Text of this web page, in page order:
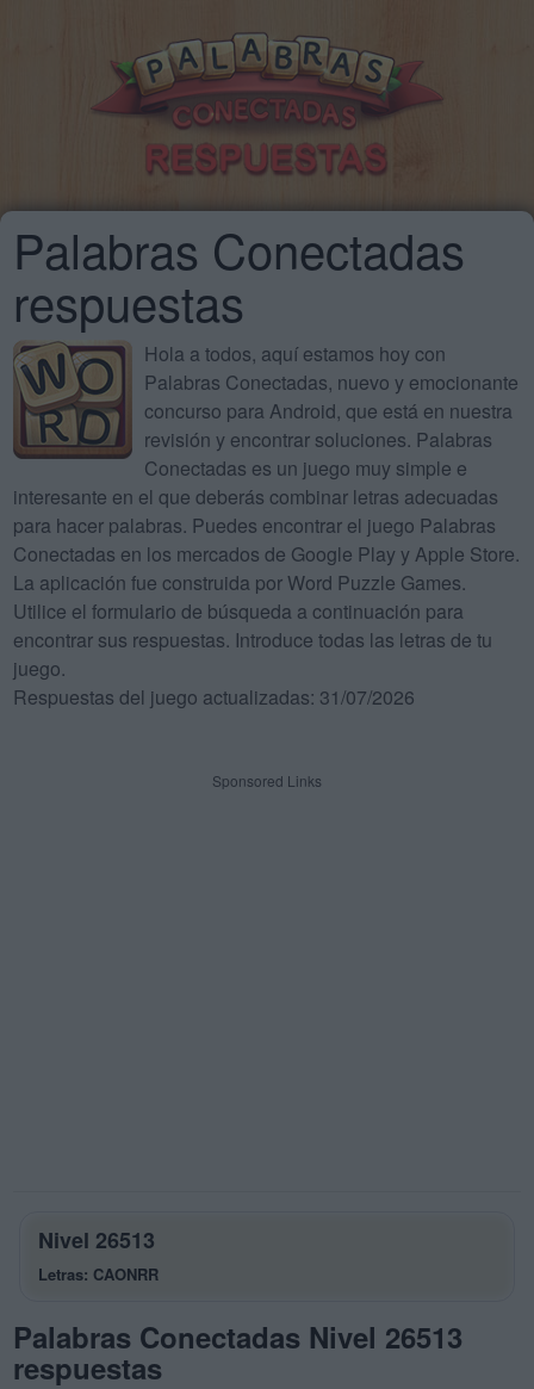
Palabras Conectadas
respuestas
Hola a todos, aquí estamos hoy con
Palabras Conectadas, nuevo y emocionante
concurso para Android, que está en nuestra
revisión y encontrar soluciones. Palabras
Conectadas es un juego muy simple e
interesante en el que deberás combinar letras adecuadas
para hacer palabras. Puedes encontrar el juego Palabras
Conectadas en los mercados de Google Play y Apple Store.
La aplicación fue construida por Word Puzzle Games.
Utilice el formulario de búsqueda a continuación para
encontrar sus respuestas. Introduce todas las letras de tu
juego.
Respuestas del juego actualizadas: 31/07/2026
Sponsored Links
Nivel 26513
Letras: CAONRR
Palabras Conectadas Nivel 26513
respuestas